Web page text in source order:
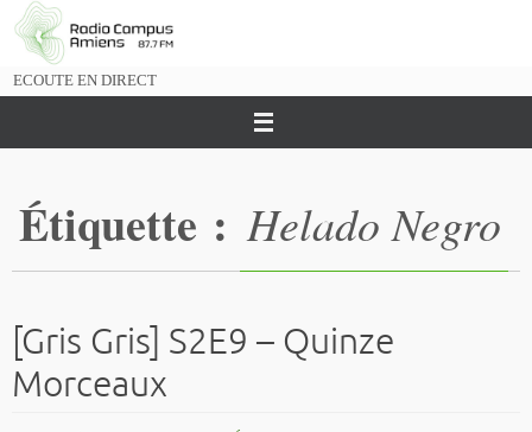
Passer
vers
ECOUTE EN DIRECT
Étiquette : Helado Negro
[Gris Gris] S2E9 – Quinze
Morceaux